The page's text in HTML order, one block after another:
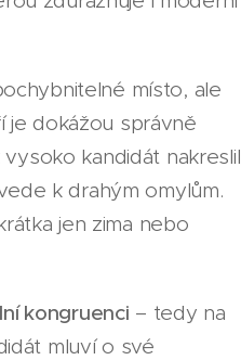
místo, ale
je dokážou správně
kandidát nakreslil
k drahým omylům.
jen zima nebo
kongruenci – tedy na
mluví o své